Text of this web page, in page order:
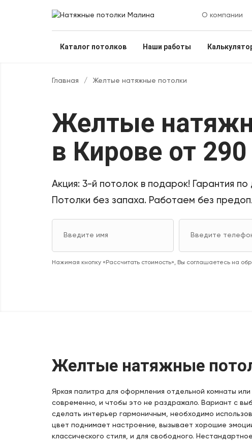
О компании
Каталог потолков Наши работы
Главная / Желтые натяжные потолки
Желтые
в Кирове от
Акция: 3-й потолок в подарок! Гарантия по
Потолки без запаха. Работаем без
Нажимая кнопку «Рассчитать стоимость», Вы соглашаетесь на
Желтые натяжные
Яркая палитра для оформления отдельной комнаты
современно, и чтобы это не раздражало. Вариант с
сделать интерьер гармоничным, необходимо
цвет поднимает настроение, вызывает хорошие
классического стиля, и для свободного.